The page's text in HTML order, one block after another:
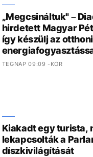
„Megcsináltuk" –
hirdetett Magyar
így készülj az otthoni
TEGNAP 09:09 -KOR
Kiakadt egy turista,
lekapcsolták a
díszkivilágítását